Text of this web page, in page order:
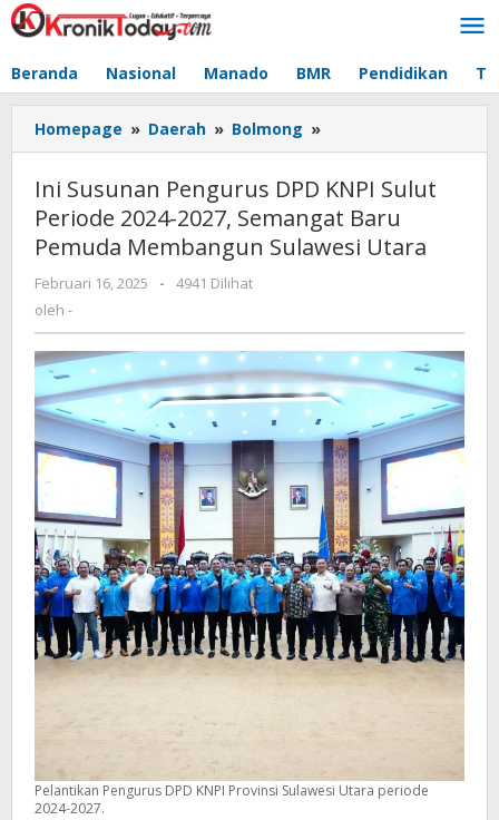
Lewati
ke
Beranda Nasional Manado BMR Pendidikan
Homepage » Daerah » Bolmong »
Susunan
DPD
KNPI
Sulut
Semangat
Baru
Pemuda
Membangun
Sulawesi
Utara
Ini Susunan Pengurus DPD KNPI Sulut
Periode 2024-2027, Semangat Baru
Pemuda Membangun Sulawesi Utara
Februari 16, 2025
oleh
-
4941 Dilihat
oleh -
Pelantikan Pengurus DPD KNPI Provinsi Sulawesi Utara periode
2024-2027.